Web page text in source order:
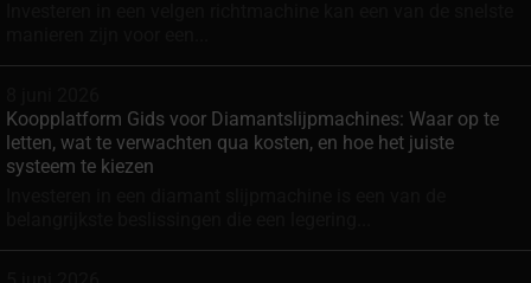
Koopplatform Gids voor Diamantslijpmachines: Waar op te
letten, wat te verwachten qua kosten, en hoe het juiste
systeem te kiezen